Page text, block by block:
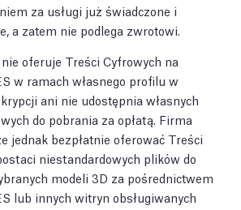
za usługi już świadczone i
a zatem nie podlega zwrotowi.
nie oferuje Treści Cyfrowych na
w ramach własnego profilu w
ani nie udostępnia własnych
do pobrania za opłatą. Firma
jednak bezpłatnie oferować Treści
niestandardowych plików do
modeli 3D za pośrednictwem
lub innych witryn obsługiwanych